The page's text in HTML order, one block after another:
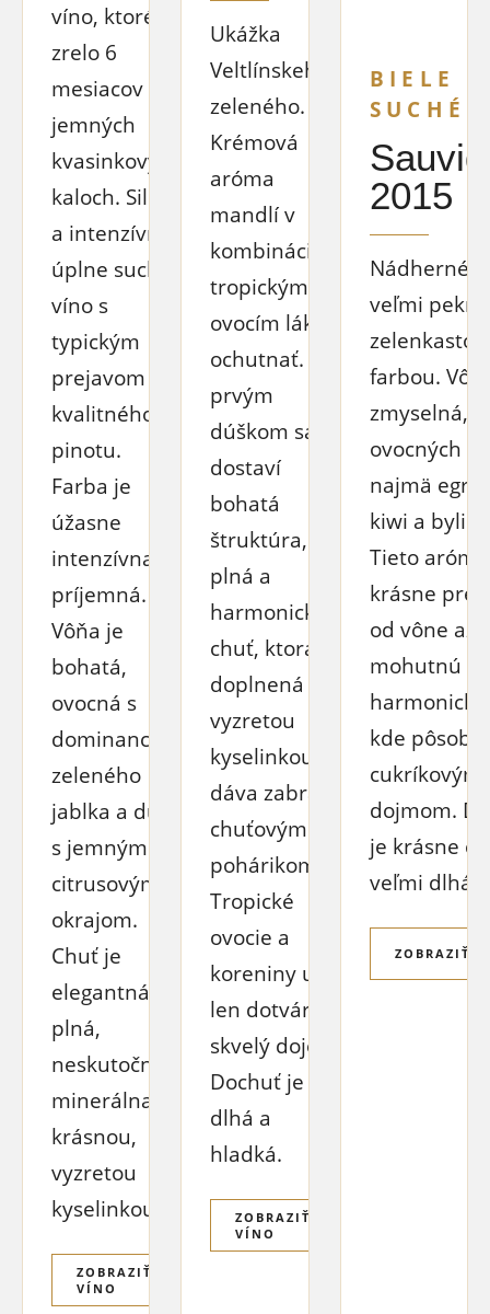
víno, ktoré
zrelo 6
mesiacov na
jemných
kvasinkových
kaloch. Silné
a intenzívne,
úplne suché
víno s
typickým
prejavom
kvalitného
pinotu.
Farba je
úžasne
intenzívna a
príjemná.
Vôňa je
bohatá,
ovocná s
dominanciou
zeleného
jablka a dule
s jemným
citrusovým
okrajom.
Chuť je
elegantná a
plná,
neskutočne
minerálna s
krásnou,
vyzretou
kyselinkou.
ZOBRAZIŤ
VÍNO
Ukážka
Veltlínskeho
zeleného.
Krémová
aróma
mandlí v
kombinácii s
tropickým
ovocím láka
ochutnať. S
prvým
dúškom sa
dostaví
bohatá
štruktúra,
plná a
harmonická
chuť, ktorá
doplnená
vyzretou
kyselinkou
dáva zabrať
chuťovým
pohárikom.
Tropické
ovocie a
koreniny už
len dotvárajú
skvelý dojem.
Dochuť je
dlhá a
hladká.
ZOBRAZIŤ
VÍNO
BIELE
SUCHÉ
2015
Nádherné
veľmi
zelenkastou
farbou.
zmyselná,
ovocných
najmä
kiwi a
Tieto
krásne
od vône až
mohutnú a
kde pôsobia
cukríkovým
dojmom.
je krásne
veľmi dlhá.
ZOBRAZIŤ